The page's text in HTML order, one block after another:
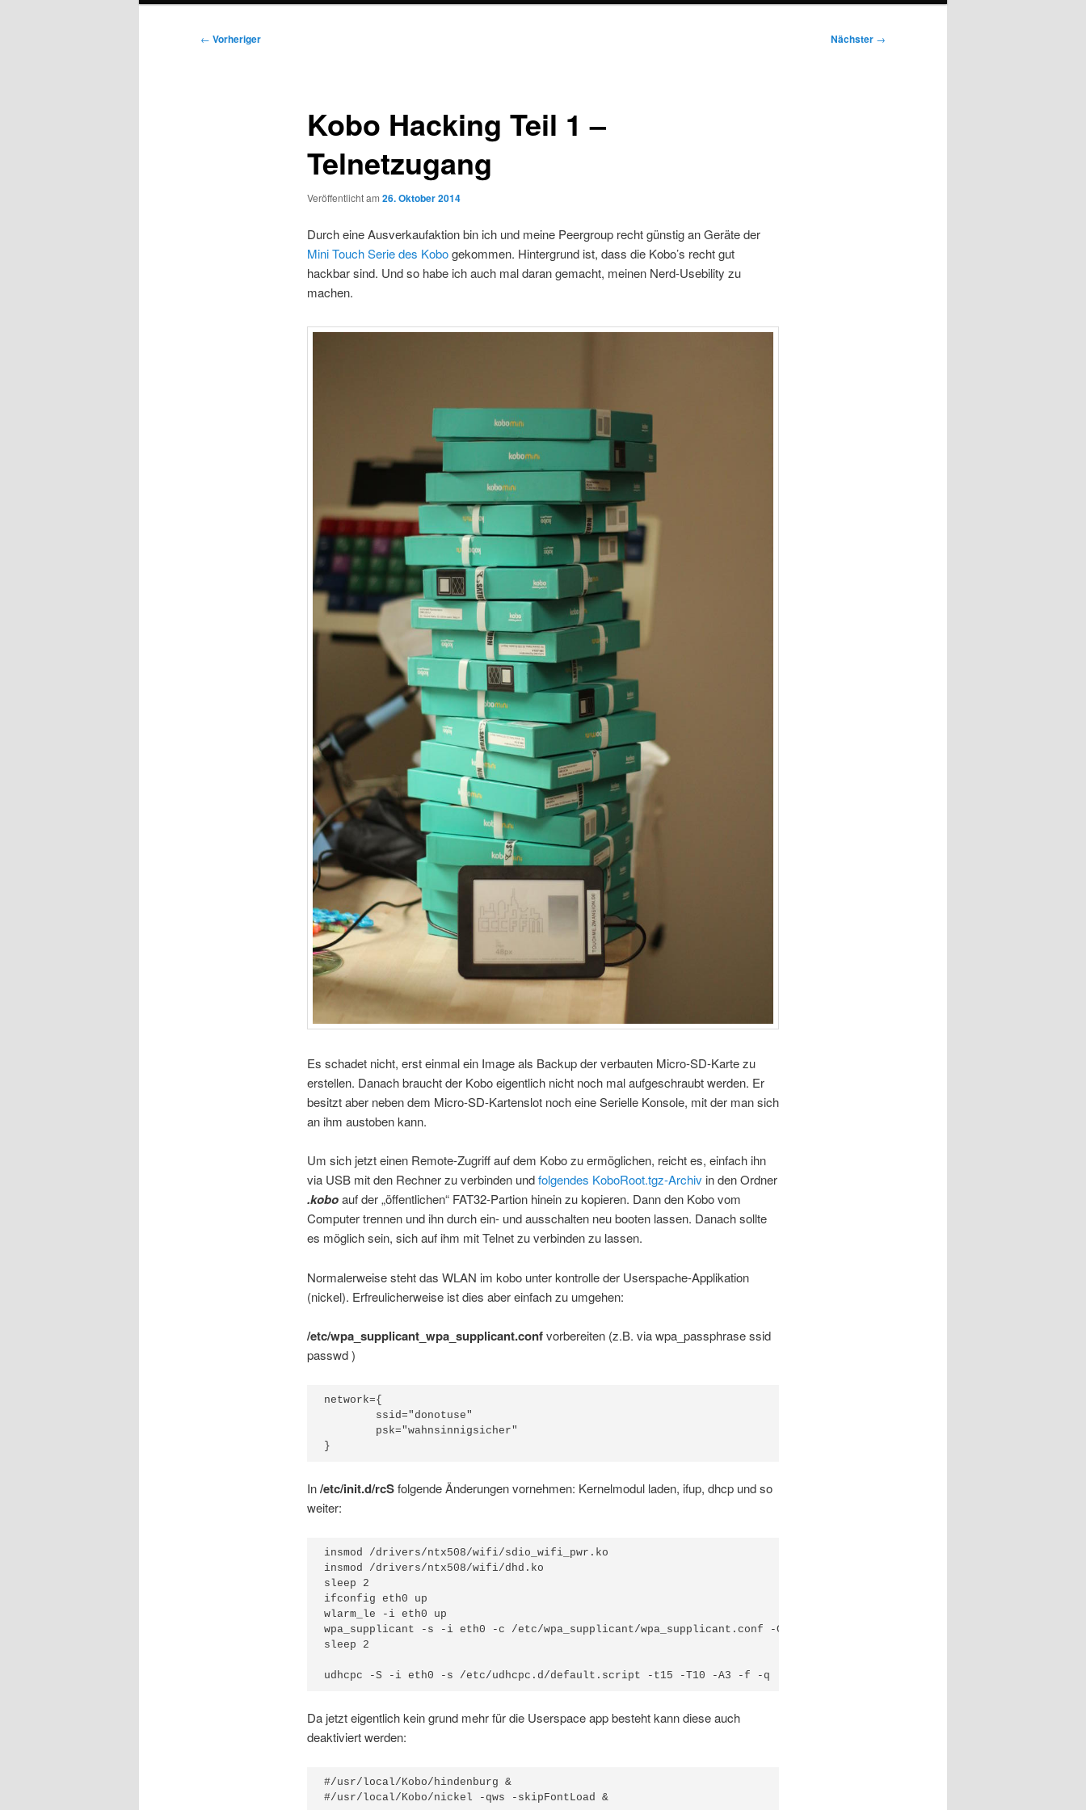
Beitragsnavigation
← Vorheriger Nächster →
Kobo Hacking Teil 1 –
Telnetzugang
Veröffentlicht am 26. Oktober 2014
Durch eine Ausverkaufaktion bin ich und meine Peergroup recht günstig an Geräte der
Mini Touch Serie des Kobogekommen. Hintergrund ist, dass die Kobo’s recht gut
hackbar sind. Und so habe ich auch mal daran gemacht, meinen Nerd-Usebility zu
machen.
Es schadet nicht, erst einmal ein Image als Backup der verbauten Micro-SD-Karte zu
erstellen. Danach braucht der Kobo eigentlich nicht noch mal aufgeschraubt werden. Er
besitzt aber neben dem Micro-SD-Kartenslot noch eine Serielle Konsole, mit der man sich
an ihm austoben kann.
Um sich jetzt einen Remote-Zugriff auf dem Kobo zu ermöglichen, reicht es, einfach ihn
via USB mit den Rechner zu verbinden undfolgendes KoboRoot.tgz-Archivin den Ordner
.koboauf der „öffentlichen“ FAT32-Partion hinein zu kopieren. Dann den Kobo vom
Computer trennen und ihn durch ein- und ausschalten neu booten lassen. Danach sollte
es möglich sein, sich auf ihm mit Telnet zu verbinden zu lassen.
Normalerweise steht das WLAN im kobo unter kontrolle der Userspache-Applikation
(nickel). Erfreulicherweise ist dies aber einfach zu umgehen:
/etc/wpa_supplicant_wpa_supplicant.confvorbereiten (z.B. via wpa_passphrase ssid
passwd )
network={
        ssid="donotuse"
        psk="wahnsinnigsicher"
In/etc/init.d/rcSfolgende Änderungen vornehmen: Kernelmodul laden, ifup, dhcp und so
weiter:
insmod /drivers/ntx508/wifi/sdio_wifi_pwr.ko
insmod /drivers/ntx508/wifi/dhd.ko
sleep 2
ifconfig eth0 up
wlarm_le -i eth0 up
wpa_supplicant -s -i eth0 -c /etc/wpa_supplicant/wpa_supplicant.conf -C /var/run/wpa_supplicant -B
sleep 2
Da jetzt eigentlich kein grund mehr für die Userspace app besteht kann diese auch
deaktiviert werden:
#/usr/local/Kobo/hindenburg &
#/usr/local/Kobo/nickel -qws -skipFontLoad &